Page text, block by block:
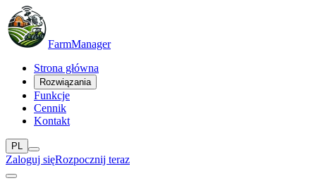
FarmManager
Strona główna
Rozwiązania
Funkcje
Cennik
Kontakt
PL
Zaloguj sięRozpocznij teraz